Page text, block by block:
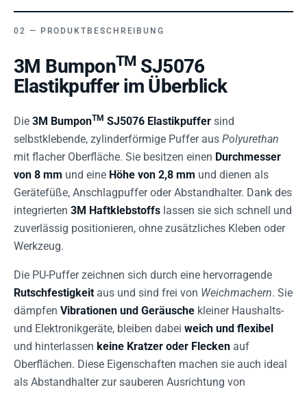
PRODUKTBESCHREIBUNG
3M BumponTM SJ5076
Elastikpuffer im Überblick
Die 3M BumponTM SJ5076 Elastikpuffer sind
selbstklebende, zylinderförmige Puffer aus Polyurethan
mit flacher Oberfläche. Sie besitzen einen Durchmesser
von 8 mm und eine Höhe von 2,8 mm und dienen als
Gerätefüße, Anschlagpuffer oder Abstandhalter. Dank des
integrierten 3M Haftklebstoffs lassen sie sich schnell und
zuverlässig positionieren, ohne zusätzliches Kleben oder
Werkzeug.
Die PU-Puffer zeichnen sich durch eine hervorragende
Rutschfestigkeit aus und sind frei von Weichmachern. Sie
dämpfen Vibrationen und Geräusche kleiner Haushalts-
und Elektronikgeräte, bleiben dabei weich und flexibel
und hinterlassen keine Kratzer oder Flecken auf
Oberflächen. Diese Eigenschaften machen sie auch ideal
als Abstandhalter zur sauberen Ausrichtung von